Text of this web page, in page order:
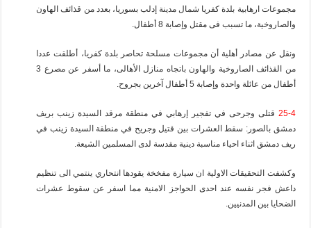
مجموعات ارهابية بلدة كفريا شمال مدينة إدلب بسوريا، بعدد من قذائف الهاون
والصاروخية، ما تسبب فى مقتل وإصابة 8 أطفال.
ونقل عن مصادر أهلية أن مجموعات مسلحة تحاصر بلدة كفريا، أطلقت عددا
من القذائف الصاروخية والهاون باتجاه منازل الأهالى، ما أسفر عن مصرع 3
أطفال من عائلة واحدة وإصابة 5 أطفال آخرين بجروح.
25-4 قتلى وجرحى في تفجير إرهابي في منطقة مرقد السيدة زينب بريف
دمشق بالصور: سقط العشرات بين قتيل وجريح في منطقة السيدة زينب في
ريف دمشق اثناء احياء مناسبة دينية مقدسة لدى المسلمين الشيعة.
وكشفت التحقيقات الاولية ان سيارة مفخخة يقودها انتحاري ينتمي الى تنظيم
داعش فجر نفسه عند احدى الحواجز الامنية مما اسفر عن سقوط عشرات
الضحايا بين المدنيين.